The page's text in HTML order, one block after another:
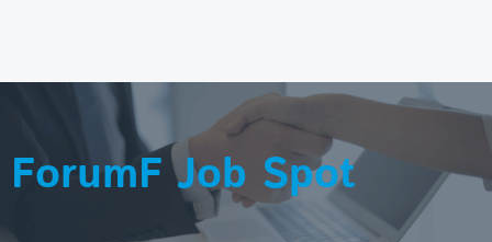
ForumF Job Spot